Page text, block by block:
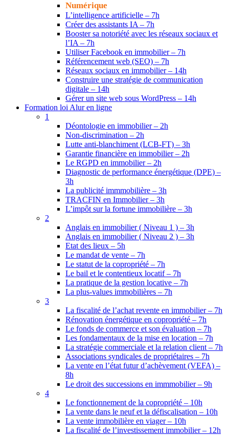
Numérique
L’intelligence artificielle – 7h
Créer des assistants IA – 7h
Booster sa notoriété avec les réseaux sociaux et
l’IA – 7h
Utiliser Facebook en immobilier – 7h
Référencement web (SEO) – 7h
Réseaux sociaux en immobilier – 14h
Construire une stratégie de communication
digitale – 14h
Gérer un site web sous WordPress – 14h
Formation loi Alur en ligne
1
Déontologie en immobilier – 2h
Non-discrimination – 2h
Lutte anti-blanchiment (LCB-FT) – 3h
Garantie financière en immobilier – 2h
Le RGPD en immobilier – 2h
Diagnostic de performance énergétique (DPE) –
3h
La publicité immmobilière – 3h
TRACFIN en Immobilier – 3h
L’impôt sur la fortune immobilière – 3h
2
Anglais en immobilier ( Niveau 1 ) – 3h
Anglais en immobilier ( Niveau 2 ) – 3h
Etat des lieux – 5h
Le mandat de vente – 7h
Le statut de la copropriété – 7h
Le bail et le contentieux locatif – 7h
La pratique de la gestion locative – 7h
La plus-values immobilières – 7h
3
La fiscalité de l’achat revente en immobilier – 7h
Rénovation énergétique en copropriété – 7h
Le fonds de commerce et son évaluation – 7h
Les fondamentaux de la mise en location – 7h
La stratégie commerciale et la relation client – 7h
Associations syndicales de propriétaires – 7h
La vente en l’état futur d’achèvement (VEFA) –
8h
Le droit des successions en immmobilier – 9h
4
Le fonctionnement de la copropriété – 10h
La vente dans le neuf et la défiscalisation – 10h
La vente immobilière en viager – 10h
La fiscalité de l’investissement immobilier – 12h